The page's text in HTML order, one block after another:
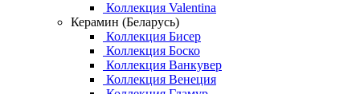
Коллекция Valentina
Керамин (Беларусь)
Коллекция Бисер
Коллекция Боско
Коллекция Ванкувер
Коллекция Венеция